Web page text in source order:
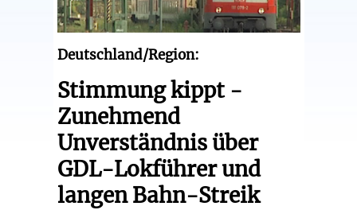
Deutschland/Region:
Stimmung kippt -
Zunehmend
Unverständnis über
GDL-Lokführer und
langen Bahn-Streik